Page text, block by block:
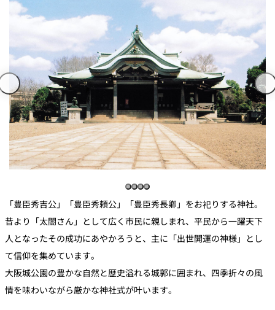
「豊臣秀吉公」「豊臣秀頼公」「豊臣秀長卿」をお祀りする神社。
昔より「太閤さん」として広く市民に親しまれ、平民から一躍天下
人となったその成功にあやかろうと、主に「出世開運の神様」とし
て信仰を集めています。
大阪城公園の豊かな自然と歴史溢れる城郭に囲まれ、四季折々の風
情を味わいながら厳かな神社式が叶います。